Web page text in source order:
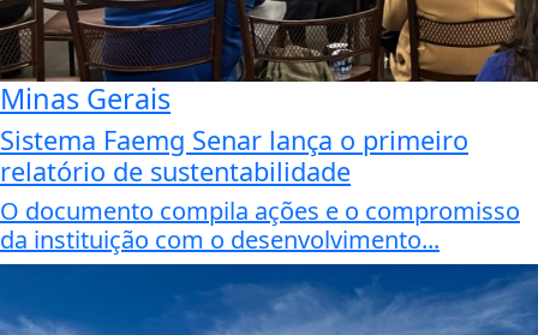
Minas Gerais
Sistema Faemg Senar lança o primeiro
relatório de sustentabilidade
O documento compila ações e o compromisso
da instituição com o desenvolvimento...